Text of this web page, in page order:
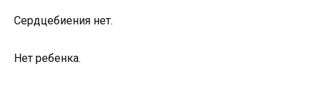
Сердцебиения нет.
Нет ребенка.